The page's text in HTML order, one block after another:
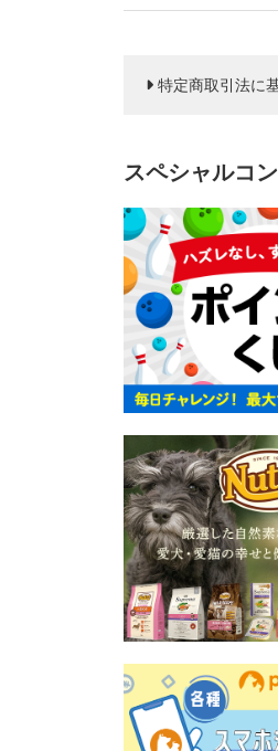
特定商取引法に
スペシャルコ